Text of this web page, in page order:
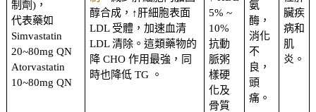
制劑)，
代表藥如
Simvastatin
20~80mg QN
Atorvastatin
10~80mg QN
醇合成，↑肝細胞表面
LDL 受體，加速血清
LDL 清除。這類藥物的
降 CHO 作用最強，同
時也降低 TG 。
5% ~
10%
抗動
脈粥
樣硬
化及
骨質
氨
酶，
消化
不
良，
頭
痛。
臟疾
病和
肌
炎。